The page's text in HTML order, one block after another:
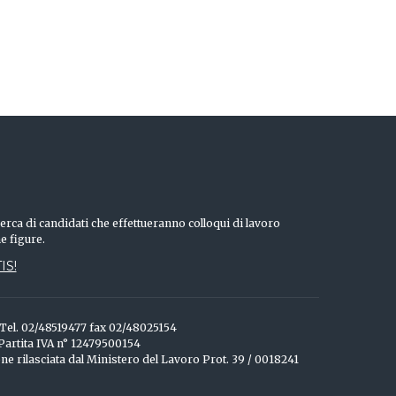
di candidati che effettueranno colloqui di lavoro
figure.
02/48519477 fax 02/48025154
IVA n° 12479500154
rilasciata dal Ministero del Lavoro Prot. 39 / 0018241